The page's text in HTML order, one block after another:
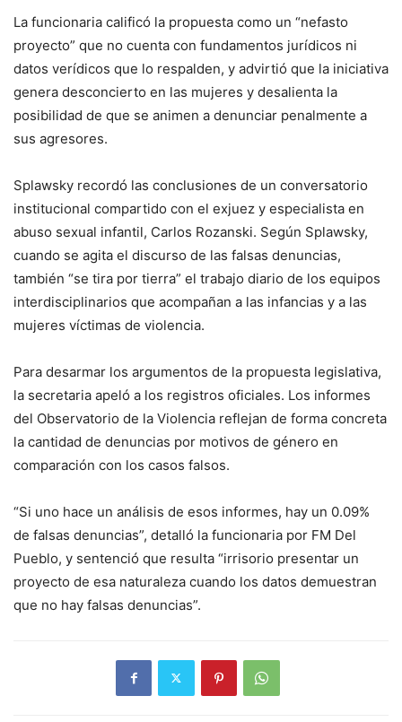
La funcionaria calificó la propuesta como un “nefasto
proyecto” que no cuenta con fundamentos jurídicos ni
datos verídicos que lo respalden, y advirtió que la iniciativa
genera desconcierto en las mujeres y desalienta la
posibilidad de que se animen a denunciar penalmente a
sus agresores.
Splawsky recordó las conclusiones de un conversatorio
institucional compartido con el exjuez y especialista en
abuso sexual infantil, Carlos Rozanski. Según Splawsky,
cuando se agita el discurso de las falsas denuncias,
también “se tira por tierra” el trabajo diario de los equipos
interdisciplinarios que acompañan a las infancias y a las
mujeres víctimas de violencia.
Para desarmar los argumentos de la propuesta legislativa,
la secretaria apeló a los registros oficiales. Los informes
del Observatorio de la Violencia reflejan de forma concreta
la cantidad de denuncias por motivos de género en
comparación con los casos falsos.
“Si uno hace un análisis de esos informes, hay un 0.09%
de falsas denuncias”, detalló la funcionaria por FM Del
Pueblo, y sentenció que resulta “irrisorio presentar un
proyecto de esa naturaleza cuando los datos demuestran
que no hay falsas denuncias”.